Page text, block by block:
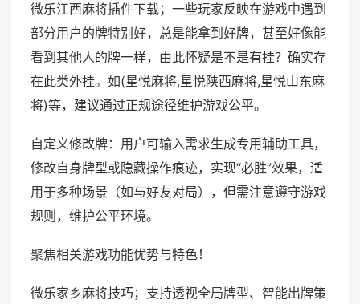
微乐江西麻将插件下载；一些玩家反映在游戏中遇到
部分用户的牌特别好，总是能拿到好牌，甚至好像能
看到其他人的牌一样，由此怀疑是不是有挂？确实存
在此类外挂。如(星悦麻将,星悦陕西麻将,星悦山东麻
将)等，建议通过正规途径维护游戏公平。
自定义修改牌：用户可输入需求生成专用辅助工具，
修改自身牌型或隐藏操作痕迹，实现“必胜”效果，适
用于多种场景（如与好友对局），但需注意遵守游戏
规则，维护公平环境。
聚焦相关游戏功能优势与特色！
微乐家乡麻将技巧；支持透视全局牌型、智能出牌策